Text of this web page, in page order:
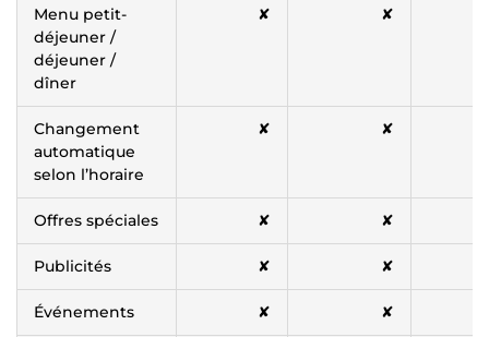
Menu petit-
déjeuner /
déjeuner /
dîner
✘ ✘
Changement
automatique
selon l’horaire
✘ ✘
Offres spéciales ✘ ✘
Publicités ✘ ✘
Événements ✘ ✘